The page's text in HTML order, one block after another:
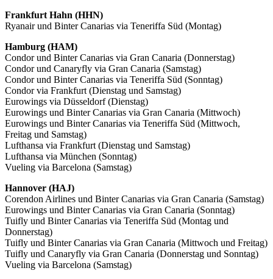
Frankfurt Hahn (HHN)
Ryanair und Binter Canarias via Teneriffa Süd (Montag)
Hamburg (HAM)
Condor und Binter Canarias via Gran Canaria (Donnerstag)
Condor und Canaryfly via Gran Canaria (Samstag)
Condor und Binter Canarias via Teneriffa Süd (Sonntag)
Condor via Frankfurt (Dienstag und Samstag)
Eurowings via Düsseldorf (Dienstag)
Eurowings und Binter Canarias via Gran Canaria (Mittwoch)
Eurowings und Binter Canarias via Teneriffa Süd (Mittwoch,
Freitag und Samstag)
Lufthansa via Frankfurt (Dienstag und Samstag)
Lufthansa via München (Sonntag)
Vueling via Barcelona (Samstag)
Hannover (HAJ)
Corendon Airlines und Binter Canarias via Gran Canaria (Samstag)
Eurowings und Binter Canarias via Gran Canaria (Sonntag)
Tuifly und Binter Canarias via Teneriffa Süd (Montag und
Donnerstag)
Tuifly und Binter Canarias via Gran Canaria (Mittwoch und Freitag)
Tuifly und Canaryfly via Gran Canaria (Donnerstag und Sonntag)
Vueling via Barcelona (Samstag)